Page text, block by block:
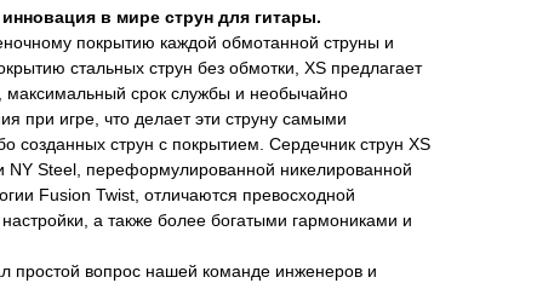
в мире струн для гитары.
покрытию каждой обмотанной струны и
стальных струн без обмотки, XS предлагает
срок службы и необычайно
при игре, что делает эти струну самыми
созданных струн с покрытием. Сердечник струн XS
NY Steel, переформулированной никелированной
Fusion Twist, отличаются превосходной
а также более богатыми гармониками и
простой вопрос нашей команде инженеров и